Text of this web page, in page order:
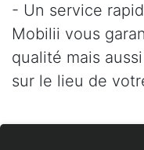
- Un service
Mobilii vous
qualité mais
sur le lieu de